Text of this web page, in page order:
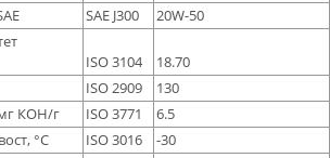
SAE J300
20W-50
ISO 3104
18.70
ISO 2909
130
КОН/г
ISO 3771
6.5
°С
ISO 3016
-30